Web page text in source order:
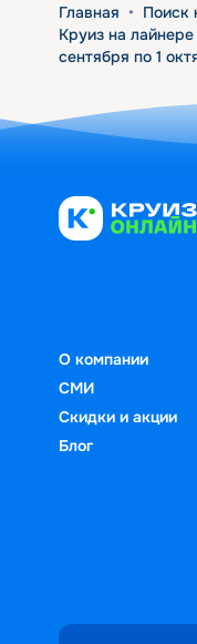
Главная • Поиск
Круиз на
сентября по 1
О компании
СМИ
Скидки и акции
Блог